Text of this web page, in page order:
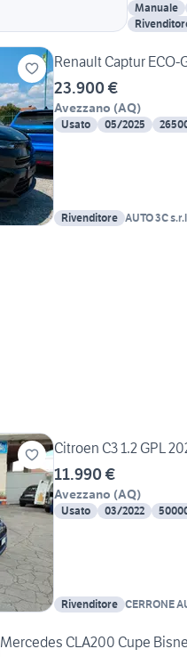
Manuale
Renault Captur ECO-
23.900 €
Avezzano (AQ)
Usato 05/2025
Rivenditore AUTO 3C s.r.l
Citroen C3 1.2 GPL
11.990 €
Avezzano (AQ)
Usato 03/2022
Rivenditore CERRONE
Mercedes CLA200 Cupe